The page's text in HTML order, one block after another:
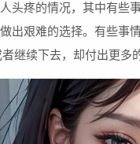
头疼的情况，其中有些
出艰难的选择。有些事
继续下去，却付出更多